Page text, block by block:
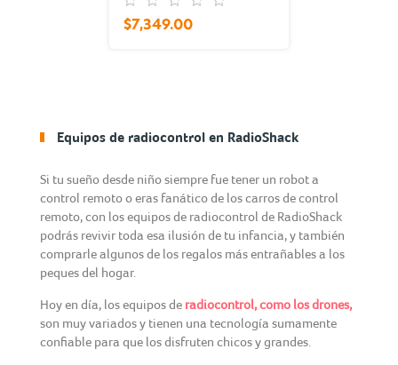
$7,349.00
Equipos de radiocontrol en RadioShack
Si tu sueño desde niño siempre fue tener un robot a
control remoto o eras fanático de los carros de control
remoto, con los equipos de radiocontrol de RadioShack
podrás revivir toda esa ilusión de tu infancia, y también
comprarle algunos de los regalos más entrañables a los
peques del hogar.
Hoy en día, los equipos de radiocontrol, como los drones,
son muy variados y tienen una tecnología sumamente
confiable para que los disfruten chicos y grandes.